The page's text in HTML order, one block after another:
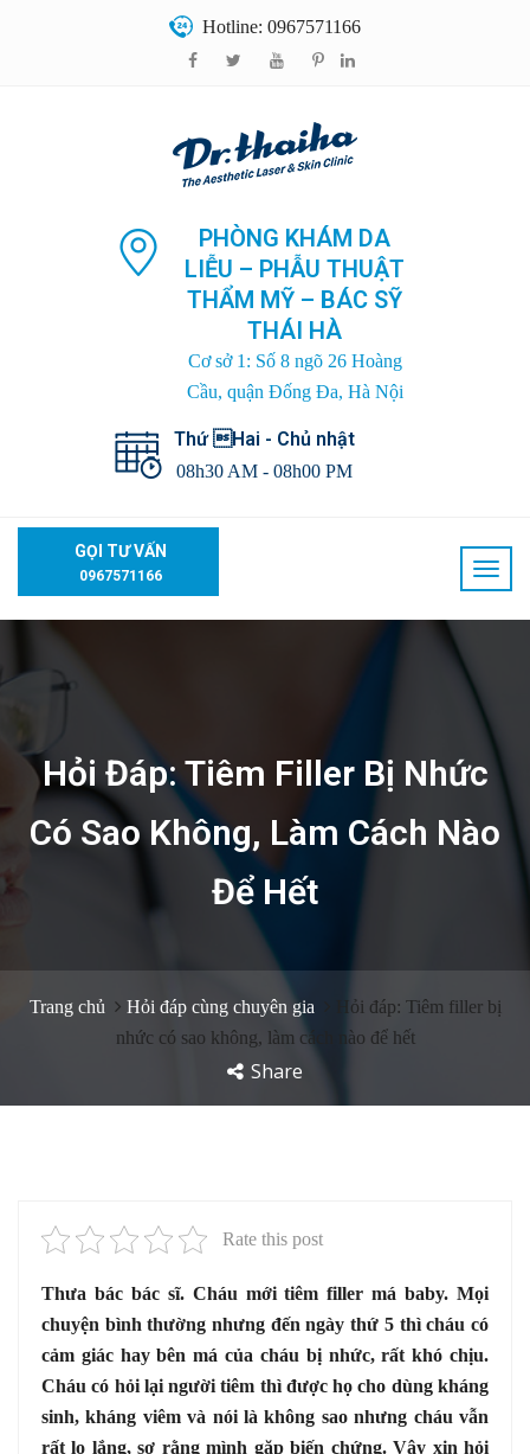
Hotline: 0967571166
PHÒNG KHÁM DA
LIỄU – PHẪU THUẬT
THẨM MỸ – BÁC SỸ
THÁI HÀ
Cơ sở 1: Số 8 ngõ 26 Hoàng
Cầu, quận Đống Đa, Hà Nội
Thứ Hai - Chủ nhật
08h30 AM - 08h00 PM
GỌI TƯ VẤN
0967571166
Hỏi Đáp: Tiêm Filler Bị Nhức
Có Sao Không, Làm Cách Nào
Để Hết
Trang chủ Hỏi đáp cùng chuyên gia
Hỏi đáp: Tiêm filler bị
nhức có sao không, làm cách nào để hết
Share
Rate this post
Thưa bác bác sĩ. Cháu mới tiêm filler má baby. Mọi
chuyện bình thường nhưng đến ngày thứ 5 thì cháu có
cảm giác hay bên má của cháu bị nhức, rất khó chịu.
Cháu có hỏi lại người tiêm thì được họ cho dùng kháng
sinh, kháng viêm và nói là không sao nhưng cháu vẫn
rất lo lắng, sợ rằng mình gặp biến chứng. Vậy xin hỏi